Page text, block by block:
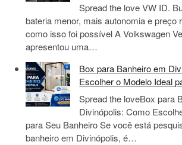
Spread the love VW ID.
bateria menor, mais autonomia e preço
como isso foi possível A Volkswagen
apresentou uma…
Box para Banheiro em
Escolher o Modelo Ideal
Spread the loveBox para
Divinópolis: Como
para Seu Banheiro Se você está
banheiro em Divinópolis, é…